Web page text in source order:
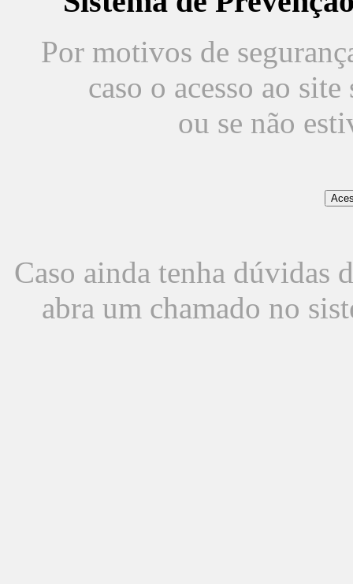
Por motivos de
caso o acesso ao
ou se não
Caso ainda tenha dúvidas
abra um chamado no